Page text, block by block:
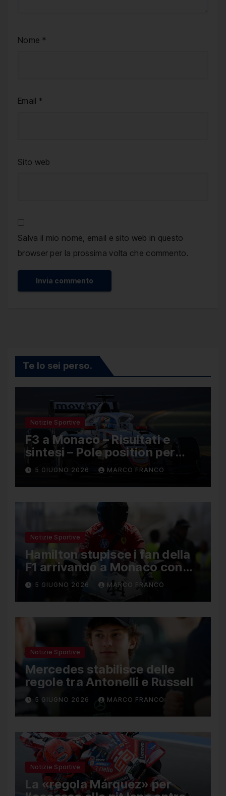
Nome *
Email *
Sito web
Salva il mio nome, email e sito web in questo
browser per la prossima volta che commento.
Te lo sei perso.
Notizie Sportive
F3 a Monaco – Risultati e
sintesi – Pole position per
Nael, Bruno del Pino ottavo
5 GIUGNO 2026 MARCO FRANCO
Notizie Sportive
Hamilton stupisce i fan della
F1 arrivando a Monaco con
una Ducati in edizione
limitata
5 GIUGNO 2026 MARCO FRANCO
Notizie Sportive
Mercedes stabilisce delle
regole tra Antonelli e Russell
5 GIUGNO 2026 MARCO FRANCO
Notizie Sportive
La «regola Márquez» per